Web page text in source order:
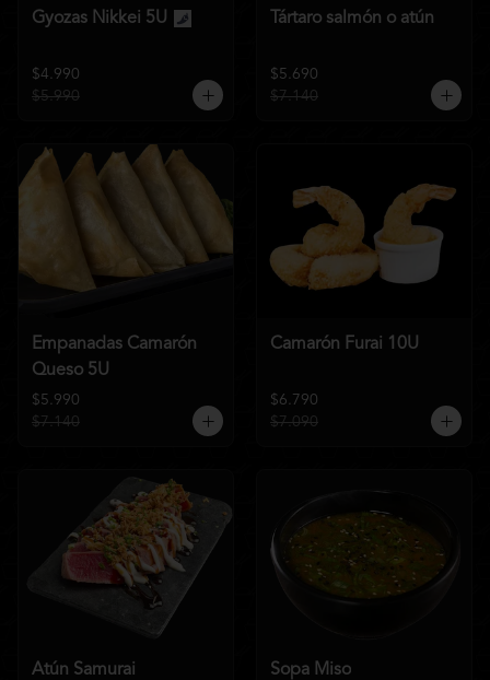
Gyozas Nikkei 5U
$4.990
$5.990
Tártaro salmón o atún
$5.690
$7.140
Empanadas Camarón
Queso 5U
$5.990
$7.140
Camarón Furai 10U
$6.790
$7.090
Atún Samurai Sopa Miso